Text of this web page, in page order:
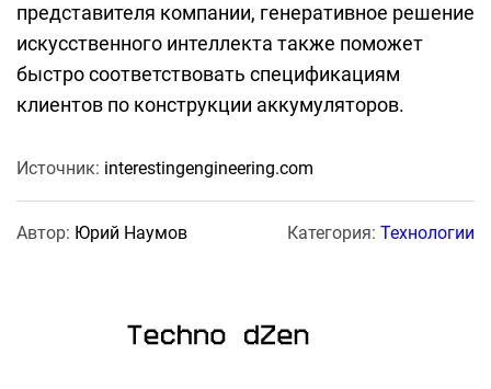
представителя компании, генеративное решение
искусственного интеллекта также поможет
быстро соответствовать спецификациям
клиентов по конструкции аккумуляторов.
Источник: interestingengineering.com
Автор: Юрий Наумов Категория: Технологии